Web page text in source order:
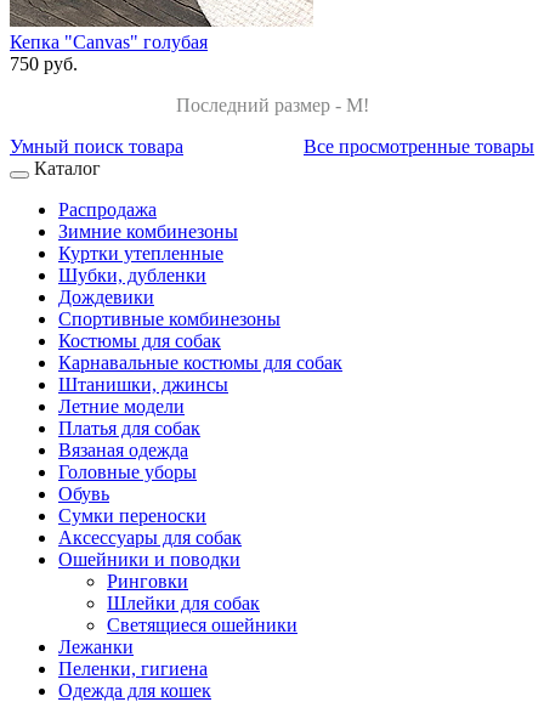
Кепка "Canvas" голубая
750 руб.
Последний размер - M!
Все просмотренные товары
Умный поиск товара
Каталог
Распродажа
Зимние комбинезоны
Куртки утепленные
Шубки, дубленки
Дождевики
Спортивные комбинезоны
Костюмы для собак
Карнавальные костюмы для собак
Штанишки, джинсы
Летние модели
Платья для собак
Вязаная одежда
Головные уборы
Обувь
Сумки переноски
Аксессуары для собак
Ошейники и поводки
Ринговки
Шлейки для собак
Светящиеся ошейники
Лежанки
Пеленки, гигиена
Одежда для кошек